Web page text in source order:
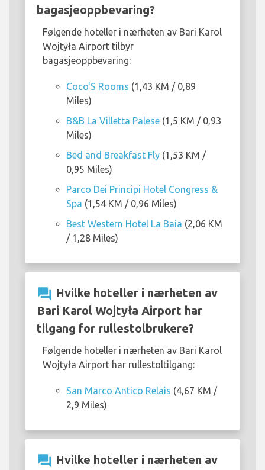
bagasjeoppbevaring?
Følgende hoteller i nærheten av Bari Karol
Wojtyła Airport tilbyr
bagasjeoppbevaring:
Coco'S Rooms (1,43 KM / 0,89
Miles)
B&B La Villetta Palese (1,5 KM / 0,93
Miles)
Bed and Breakfast Fly (1,53 KM /
0,95 Miles)
Parco Dei Principi Hotel Congress &
Spa (1,54 KM / 0,96 Miles)
Best Western Hotel La Baia (2,06 KM
/ 1,28 Miles)
question_answer Hvilke hoteller i nærheten av
Bari Karol Wojtyła Airport har
tilgang for rullestolbrukere?
Følgende hoteller i nærheten av Bari Karol
Wojtyła Airport har rullestoltilgang:
San Marco Antico Relais (4,67 KM /
2,9 Miles)
question_answer Hvilke hoteller i nærheten av